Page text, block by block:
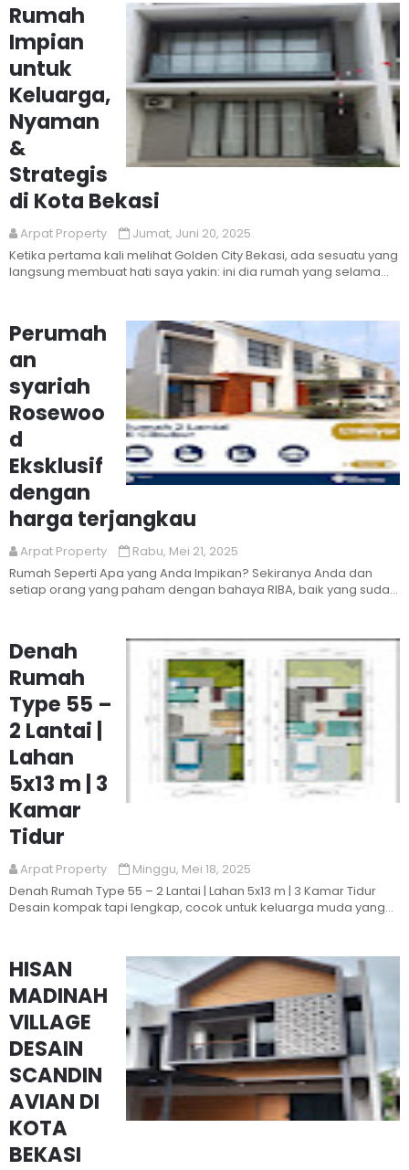
Rumah
Impian
untuk
Keluarga,
Nyaman
&
Strategis
di Kota Bekasi
Arpat Property
Jumat, Juni 20, 2025
Ketika pertama kali melihat Golden City Bekasi, ada sesuatu yang
langsung membuat hati saya yakin: ini dia rumah yang selama
Perumah
an
syariah
Rosewoo
d
Eksklusif
dengan
harga terjangkau
Arpat Property
Rabu, Mei 21, 2025
Rumah Seperti Apa yang Anda Impikan? Sekiranya Anda dan
setiap orang yang paham dengan bahaya RIBA, baik yang sudah
Denah
Rumah
Type 55 –
2 Lantai |
Lahan
5x13 m | 3
Kamar
Tidur
Arpat Property
Minggu, Mei 18, 2025
Denah Rumah Type 55 – 2 Lantai | Lahan 5x13 m | 3 Kamar Tidur
Desain kompak tapi lengkap, cocok untuk keluarga muda yang
HISAN
MADINAH
VILLAGE
DESAIN
SCANDIN
AVIAN DI
KOTA
BEKASI